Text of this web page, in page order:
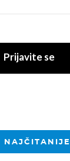
Prijavite se
NAJČITANIJE